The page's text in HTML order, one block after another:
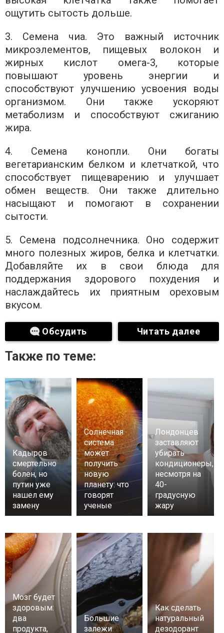
ощутить сытость дольше.
3. Семена чиа. Это важный источник
микроэлементов, пищевых волокон и
жирных кислот омега-3, которые
повышают уровень энергии и
способствуют улучшению усвоения воды
организмом. Они также ускоряют
метаболизм и способствуют сжиганию
жира.
4. Семена конопли. Они богаты
вегетарианским белком и клетчаткой, что
способствует пищеварению и улучшает
обмен веществ. Они также длительно
насыщают и помогают в сохранении
сытости.
5. Семена подсолнечника. Оно содержит
много полезных жиров, белка и клетчатки.
Добавляйте их в свои блюда для
поддержания здорового похудения и
наслаждайтесь их приятным ореховым
вкусом.
Обсудить Читать далее
Также по теме:
Кадыров
смертельно
болен, но
путин уже
нашел ему
замену
Солнечная
система
может
получить
новую
планету: что
говорят
ученые
Лондонцев
заставляют
убирать
кондиционеры,
несмотря на
40-
градусную
жару
Мозг будет
здоровым:
два
продукта,
Большие
залежи
Как сделать
натуральный
дезодорант